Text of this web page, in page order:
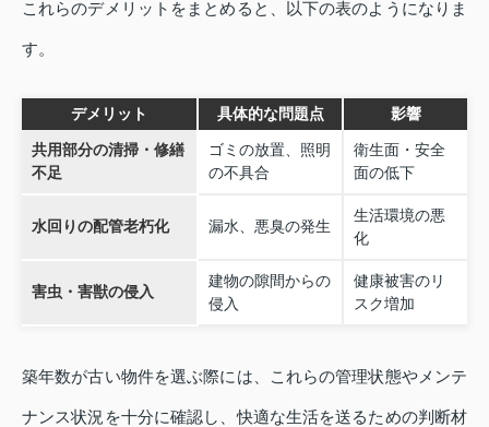
これらのデメリットをまとめると、以下の表のようになりま
す。
デメリット 具体的な問題点 影響
共用部分の清掃・修繕
不足
ゴミの放置、照明
の不具合
衛生面・安全
面の低下
水回りの配管老朽化 漏水、悪臭の発生
生活環境の悪
化
害虫・害獣の侵入
建物の隙間からの
侵入
健康被害のリ
スク増加
築年数が古い物件を選ぶ際には、これらの管理状態やメンテ
ナンス状況を十分に確認し、快適な生活を送るための判断材